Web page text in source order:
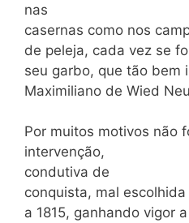
nas
casernas como nos
de peleja, cada vez se
seu garbo, que tão bem
Maximiliano de Wied
Por muitos motivos não
intervenção,
condutiva de
conquista, mal
a 1815, ganhando vigor a